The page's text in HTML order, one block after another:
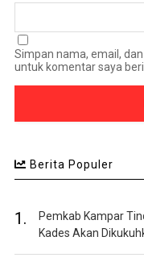
Simpan nama, email,
untuk komentar saya
Berita Populer
1.
Pemkab Kampar
Kades Akan